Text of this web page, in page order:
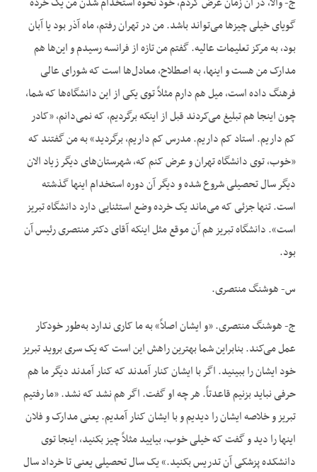
گویای خیلی چیزها می‌تواند باشد. من در تهران رفتم، ماه آذر بود یا آبان
بود، به مرکز تعلیمات عالیه. گفتم من تازه از فرانسه رسیدم و این‌ها هم
مدارک من هست و اینها، به اصطلاح، معادل‌ها است که شورای عالی
فرهنگ داده است، میل هم دارم مثلاً توی یکی از این دانشگاه‌ها که شما،
چون اینجا هم تبلیغ می‌کردند قبل از اینکه برگردیم، که نمی‌دانم، «کادر
کم داریم. استاد کم داریم. مدرس کم داریم، برگردید» به من گفتند که
«خوب، توی دانشگاه تهران و عرض کنم که، شهرستان‌های دیگر زیاد الان
دیگر سال تحصیلی شروع شده و دیگر آن دوره استخدام اینها گذشته
است. تنها جزئی که می‌ماند یک خرده وضع استثنایی دارد دانشگاه تبریز
است». دانشگاه تبریز هم آن موقع مثل اینکه آقای دکتر منتصری رئیس آن
بود.
س- هوشنگ منتصری.
ج- هوشنگ منتصری. «و ایشان اصلاً» به ما کاری ندارد به‌طور خودکار
عمل می‌کند. بنابراین شما بهترین راهش این است که یک سری بروید تبریز
خود ایشان را ببینید. اگر با ایشان کنار آمدند که کنار آمدند دیگر ما هم
حرفی نباید بزنیم قاعدتاً. هر چه او گفت. اگر هم نشد که نشد. «ما رفتیم
تبریز و خلاصه ایشان را دیدیم و با ایشان کنار آمدیم. یعنی مدارک و فلان
اینها را دید و گفت که خیلی خوب، بیایید مثلاً چیز بکنید، اینجا توی
دانشکده پزشکی آن تدریس بکنید.» یک سال تحصیلی یعنی تا خرداد سال